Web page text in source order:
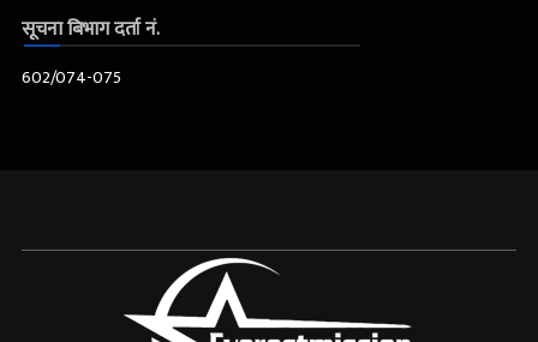
सूचना बिभाग दर्ता नं.
602/074-075